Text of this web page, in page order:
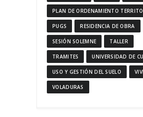
PLAN DE ORDENAMIENTO
PUGS RESIDENCIA DE OBRA
SESIÓN SOLEMNE TALLER
TRAMITES UNIVERSIDAD DE
USO Y GESTIÓN DEL SUELO
VOLADURAS